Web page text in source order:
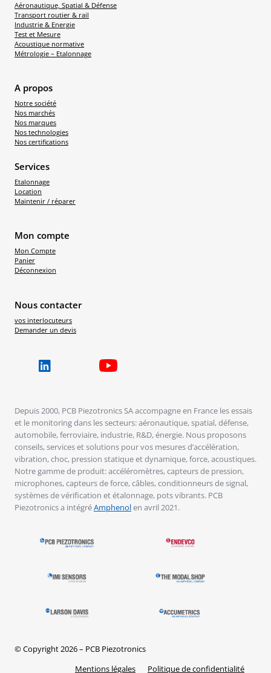
Aéronautique, Spatial & Défense
Transport routier & rail
Industrie & Energie
Test et Mesure
Acoustique normative
Métrologie – Etalonnage
A propos
Notre société
Nos marchés
Nos marques
Nos technologies
Nos certifications
Services
Etalonnage
Location
Maintenir / réparer
Mon compte
Mon Compte
Panier
Déconnexion
Nous contacter
vos interlocuteurs
Demander un devis
Depuis 2000, PCB Piezotronics SA accompagne en France les essais
et le monitoring dans les secteurs: aéronautique, spatial, défense,
automobile, ferroviaire, industrie, R&D, énergie. Nous proposons
conseils, services et solutions pour vos mesures d’accélération,
vibration, choc, pression statique et dynamique, force, acoustiques.
Notre gamme de produit: accéléromètres, capteurs de pression,
microphones, capteurs de force, câbles, conditionneurs de signal,
systèmes de vérification et étalonnage, pots vibrants. PCB
Piezotronics a intégréAmphenolen avril 2021.
© Copyright 2026 – PCB Piezotronics
Mentions légales
Politique de confidentialité